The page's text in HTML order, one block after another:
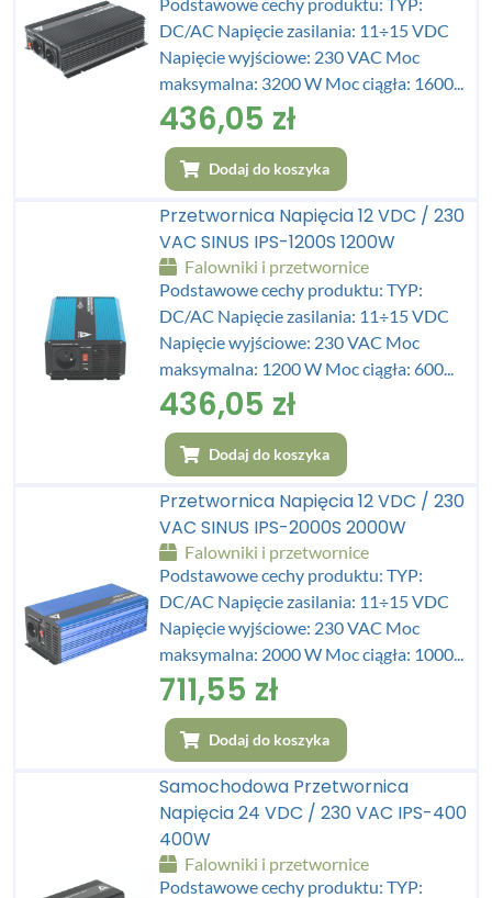
DC/AC Napięcie zasilania: 11÷15 VDC
Napięcie wyjściowe: 230 VAC Moc
maksymalna: 3200 W Moc ciągła: 1600...
436,05 zł
Dodaj do koszyka
Przetwornica Napięcia 12 VDC / 230
VAC SINUS IPS-1200S 1200W
Falowniki i przetwornice
Podstawowe cechy produktu: TYP:
DC/AC Napięcie zasilania: 11÷15 VDC
Napięcie wyjściowe: 230 VAC Moc
maksymalna: 1200 W Moc ciągła: 600...
436,05 zł
Dodaj do koszyka
Przetwornica Napięcia 12 VDC / 230
VAC SINUS IPS-2000S 2000W
Falowniki i przetwornice
Podstawowe cechy produktu: TYP:
DC/AC Napięcie zasilania: 11÷15 VDC
Napięcie wyjściowe: 230 VAC Moc
maksymalna: 2000 W Moc ciągła: 1000...
711,55 zł
Dodaj do koszyka
Samochodowa Przetwornica
Napięcia 24 VDC / 230 VAC IPS-400
400W
Falowniki i przetwornice
Podstawowe cechy produktu: TYP: